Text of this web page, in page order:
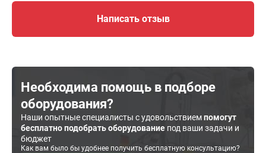
Написать отзыв
Необходима помощь в подборе
оборудования?
Наши опытные специалисты с удовольствиемпомогут
бесплатно подобрать оборудование под ваши задачи и
бюджет
Как вам было бы удобнее получить бесплатную консультацию?